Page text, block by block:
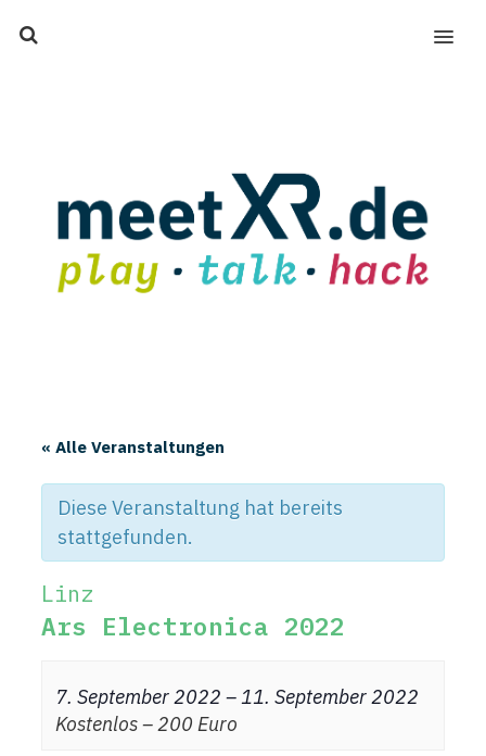
MENU
« Alle Veranstaltungen
Diese Veranstaltung hat bereits
stattgefunden.
Linz
Ars Electronica 2022
7. September 2022 –11. September 2022
Kostenlos – 200 Euro